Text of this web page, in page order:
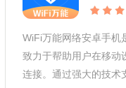
WiFi万能网络安卓手机
致力于帮助用户在移动
连接。通过强大的技术